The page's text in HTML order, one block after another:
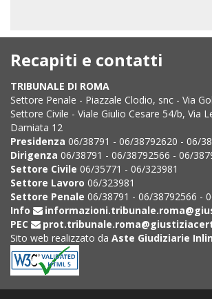
Recapiti e contatti
TRIBUNALE DI ROMA
Settore Penale - Piazzale Clodio, snc - Via
Settore Civile - Viale Giulio Cesare 54/b, Via
Damiata 12
Presidenza 06/38791 - 06/38792620 - 06/
Dirigenza 06/38791 - 06/38792566 - 06/
Settore Civile 06/35771 - 06/323981
Settore Lavoro 06/323981
Settore Penale 06/38791 - 06/38792566 -
Info
PEC
Sito web realizzato da Aste Giudiziarie